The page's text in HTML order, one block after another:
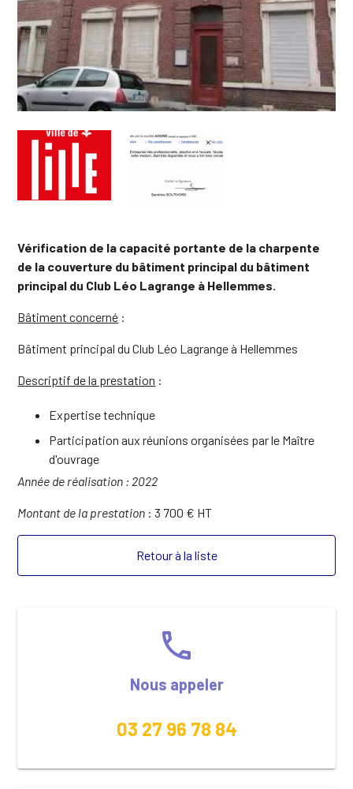
Vérification de la capacité portante de la charpente
de la couverture du bâtiment principal du bâtiment
principal du Club Léo Lagrange à Hellemmes.
Bâtiment concerné :
Bâtiment principal du Club Léo Lagrange à Hellemmes
Descriptif de la prestation :
Expertise technique
Participation aux réunions organisées par le Maître
d'ouvrage
Année de réalisation : 2022
Montant de la prestation : 3 700 € HT
Retour à la liste
phone
Nous appeler
03 27 96 78 84